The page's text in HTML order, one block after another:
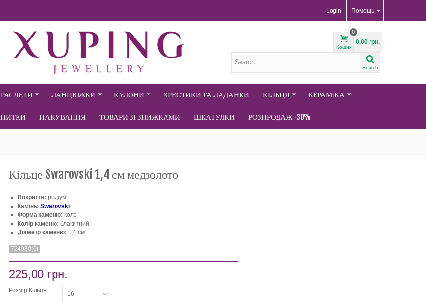
Помощь
Login
Кошик
0
0,00 грн.
Search
ЛАНЦЮЖКИ КУЛОНИ ХРЕСТИКИ ТА ЛАДАНКИ КІЛЬЦЯ КЕРАМІКА
НИТКИ ПАКУВАННЯ ТОВАРИ ЗІ ЗНИЖКАМИ ШКАТУЛКИ РОЗПРОДАЖ -30%
Кільце Swarovski 1,4 см медзолото
Покриття: родіум
Камінь: Swarovski
Форма каменю: коло
Колір каменю: блакитний
Діаметр каменю: 1,4 см
724930(6)
225,00 грн.
Розмір Кільця 16